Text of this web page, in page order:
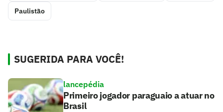
Paulistão
SUGERIDA PARA VOCÊ!
lancepédia
Primeiro jogador paraguaio a atuar no
Brasil